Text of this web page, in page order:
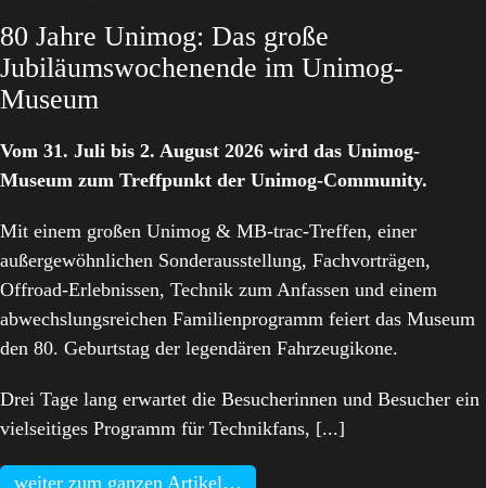
80 Jahre Unimog: Das große
Jubiläumswochenende im Unimog-
Museum
Vom 31. Juli bis 2. August 2026 wird das Unimog-
Museum zum Treffpunkt der Unimog-Community.
Mit einem großen Unimog & MB-trac-Treffen, einer
außergewöhnlichen Sonderausstellung, Fachvorträgen,
Offroad-Erlebnissen, Technik zum Anfassen und einem
abwechslungsreichen Familienprogramm feiert das Museum
den 80. Geburtstag der legendären Fahrzeugikone.
Drei Tage lang erwartet die Besucherinnen und Besucher ein
vielseitiges Programm für Technikfans, [...]
weiter zum ganzen Artikel…